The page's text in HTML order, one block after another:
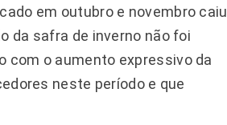
em outubro e novembro caiu
da safra de inverno não foi
com o aumento expressivo da
neste período e que